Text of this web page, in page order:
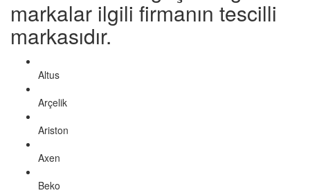
markalar ilgili firmanın tescilli
markasıdır.
Altus
Arçelik
Ariston
Axen
Beko